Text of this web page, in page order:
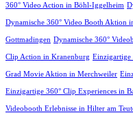
360° Video Action in Böhl-Iggelheim
Dynamische 360° Video Booth Aktion
Gottmadingen Dynamische 360°
Clip Action in Kranenburg Einzigartige
Grad Movie Aktion in Merchweiler
Einzigartige 360° Clip Experiences in
Videobooth Erlebnisse in Hilter am